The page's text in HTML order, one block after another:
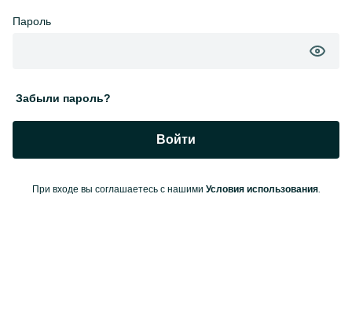
Пароль
Забыли пароль?
Войти
При входе вы соглашаетесь с нашими Условия использования.